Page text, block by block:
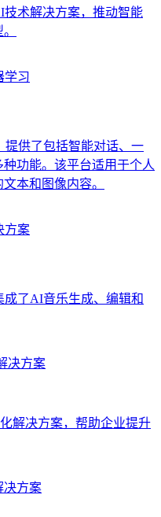
术解决方案，推动智能
学习
供了包括智能对话、一
功能。该平台适用于个人
本和图像内容。
方案
了AI音乐生成、编辑和
决方案
解决方案，帮助企业提升
决方案